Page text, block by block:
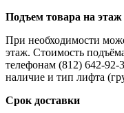
Подъем товара на этаж
При необходимости
этаж. Стоимость
телефонам (812) 642-92-
наличие и тип лифта
Срок доставки